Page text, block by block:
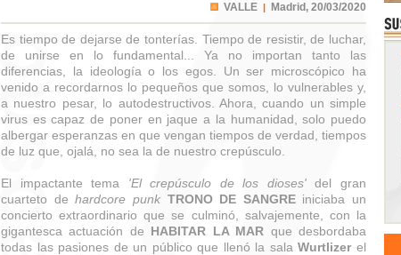
VALLE | Madrid, 20/03/2020
Es tiempo de dejarse de tonterías. Tiempo de resistir, de luchar,
de unirse en lo fundamental... Ya no importan tanto las
diferencias, la ideología o los egos. Un ser microscópico ha
venido a recordarnos lo pequeños que somos, lo vulnerables y,
a nuestro pesar, lo autodestructivos. Ahora, cuando un simple
virus es capaz de poner en jaque a la humanidad, solo puedo
albergar esperanzas en que vengan tiempos de verdad, tiempos
de luz que, ojalá, no sea la de nuestro crepúsculo.
El impactante tema 'El crepúsculo de los dioses'del gran
cuarteto dehardcore punk TRONO DE SANGREiniciaba un
concierto extraordinario que se culminó, salvajemente, con la
gigantesca actuación de HABITAR LA MAR que desbordaba
todas las pasiones de un público que llenó la salaWurtlizer el